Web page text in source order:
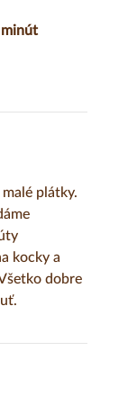
plátky.
kocky a
dobre